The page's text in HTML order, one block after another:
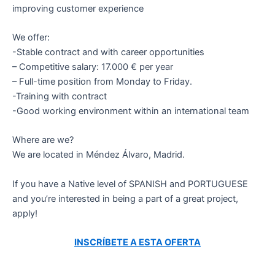
improving customer experience
We offer:
-Stable contract and with career opportunities
– Competitive salary: 17.000 € per year
– Full-time position from Monday to Friday.
-Training with contract
-Good working environment within an international team
Where are we?
We are located in Méndez Álvaro, Madrid.
If you have a Native level of SPANISH and PORTUGUESE
and you’re interested in being a part of a great project,
apply!
INSCRÍBETE A ESTA OFERTA